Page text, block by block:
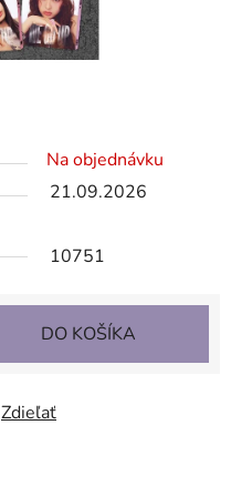
Na objednávku
21.09.2026
10751
DO KOŠÍKA
Zdieľať